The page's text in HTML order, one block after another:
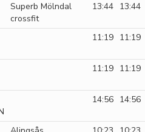
Superb Mölndal
crossfit
13:44 13:44
11:19 11:19
11:19 11:19
14:56 14:56